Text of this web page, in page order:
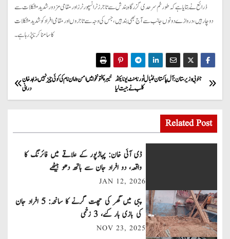
ذرائع نے بتایا ہے کہ طورخم سرحدی گزرگاہ بندش سے تاجرز ٹرانسپورٹرز اور مقامی مزدور شدید مشکلات سے
دوچار ہیں، دروازے دونوں جانب سے آج بھی بند ہیں، جس کی وجہ سے تاجروں اور مقامی افراد کو شدید مشکلات
کا سامنا کرنا پڑ رہا ہے۔
P
o
s
t
a
v
خیبرپختونخوا میں امن وامان نام کی کوئی چیز نہیں، زاہد خان
درانی
جنوبی وزیرستان: آل پاکستان فٹبال ٹورنامنٹ یونائیٹڈ
کلب نے جیت لیا
Related Post
ڈی آئی خان: پہاڑپور کے علاقے میں فائرنگ کا
واقعہ، دو افراد جان سے ہاتھ دھو بیٹھے
JAN 12, 2026
پبی میں گھر کی چھت گرنے کا سانحہ: 5 افراد جان
کی بازی ہار گئے، 3 زخمی
NOV 23, 2025